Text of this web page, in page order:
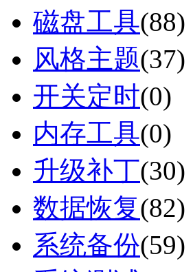
磁盘工具(88)
风格主题(37)
开关定时(0)
内存工具(0)
升级补丁(30)
数据恢复(82)
系统备份(59)